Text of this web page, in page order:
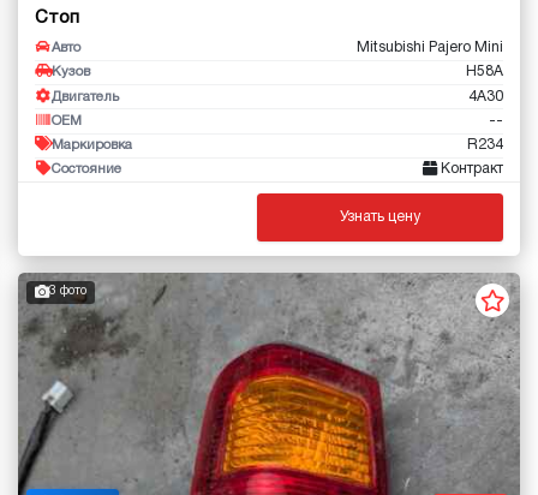
Стоп
Авто Mitsubishi Pajero Mini
Кузов H58A
Двигатель 4A30
OEM --
Маркировка R234
Состояние Контракт
Узнать цену
3 фото